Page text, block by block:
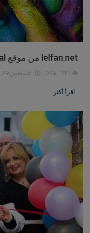
lelfan.net من موقع Digital منتجات
اغسطس 29, 2022
اقرأ أكثر